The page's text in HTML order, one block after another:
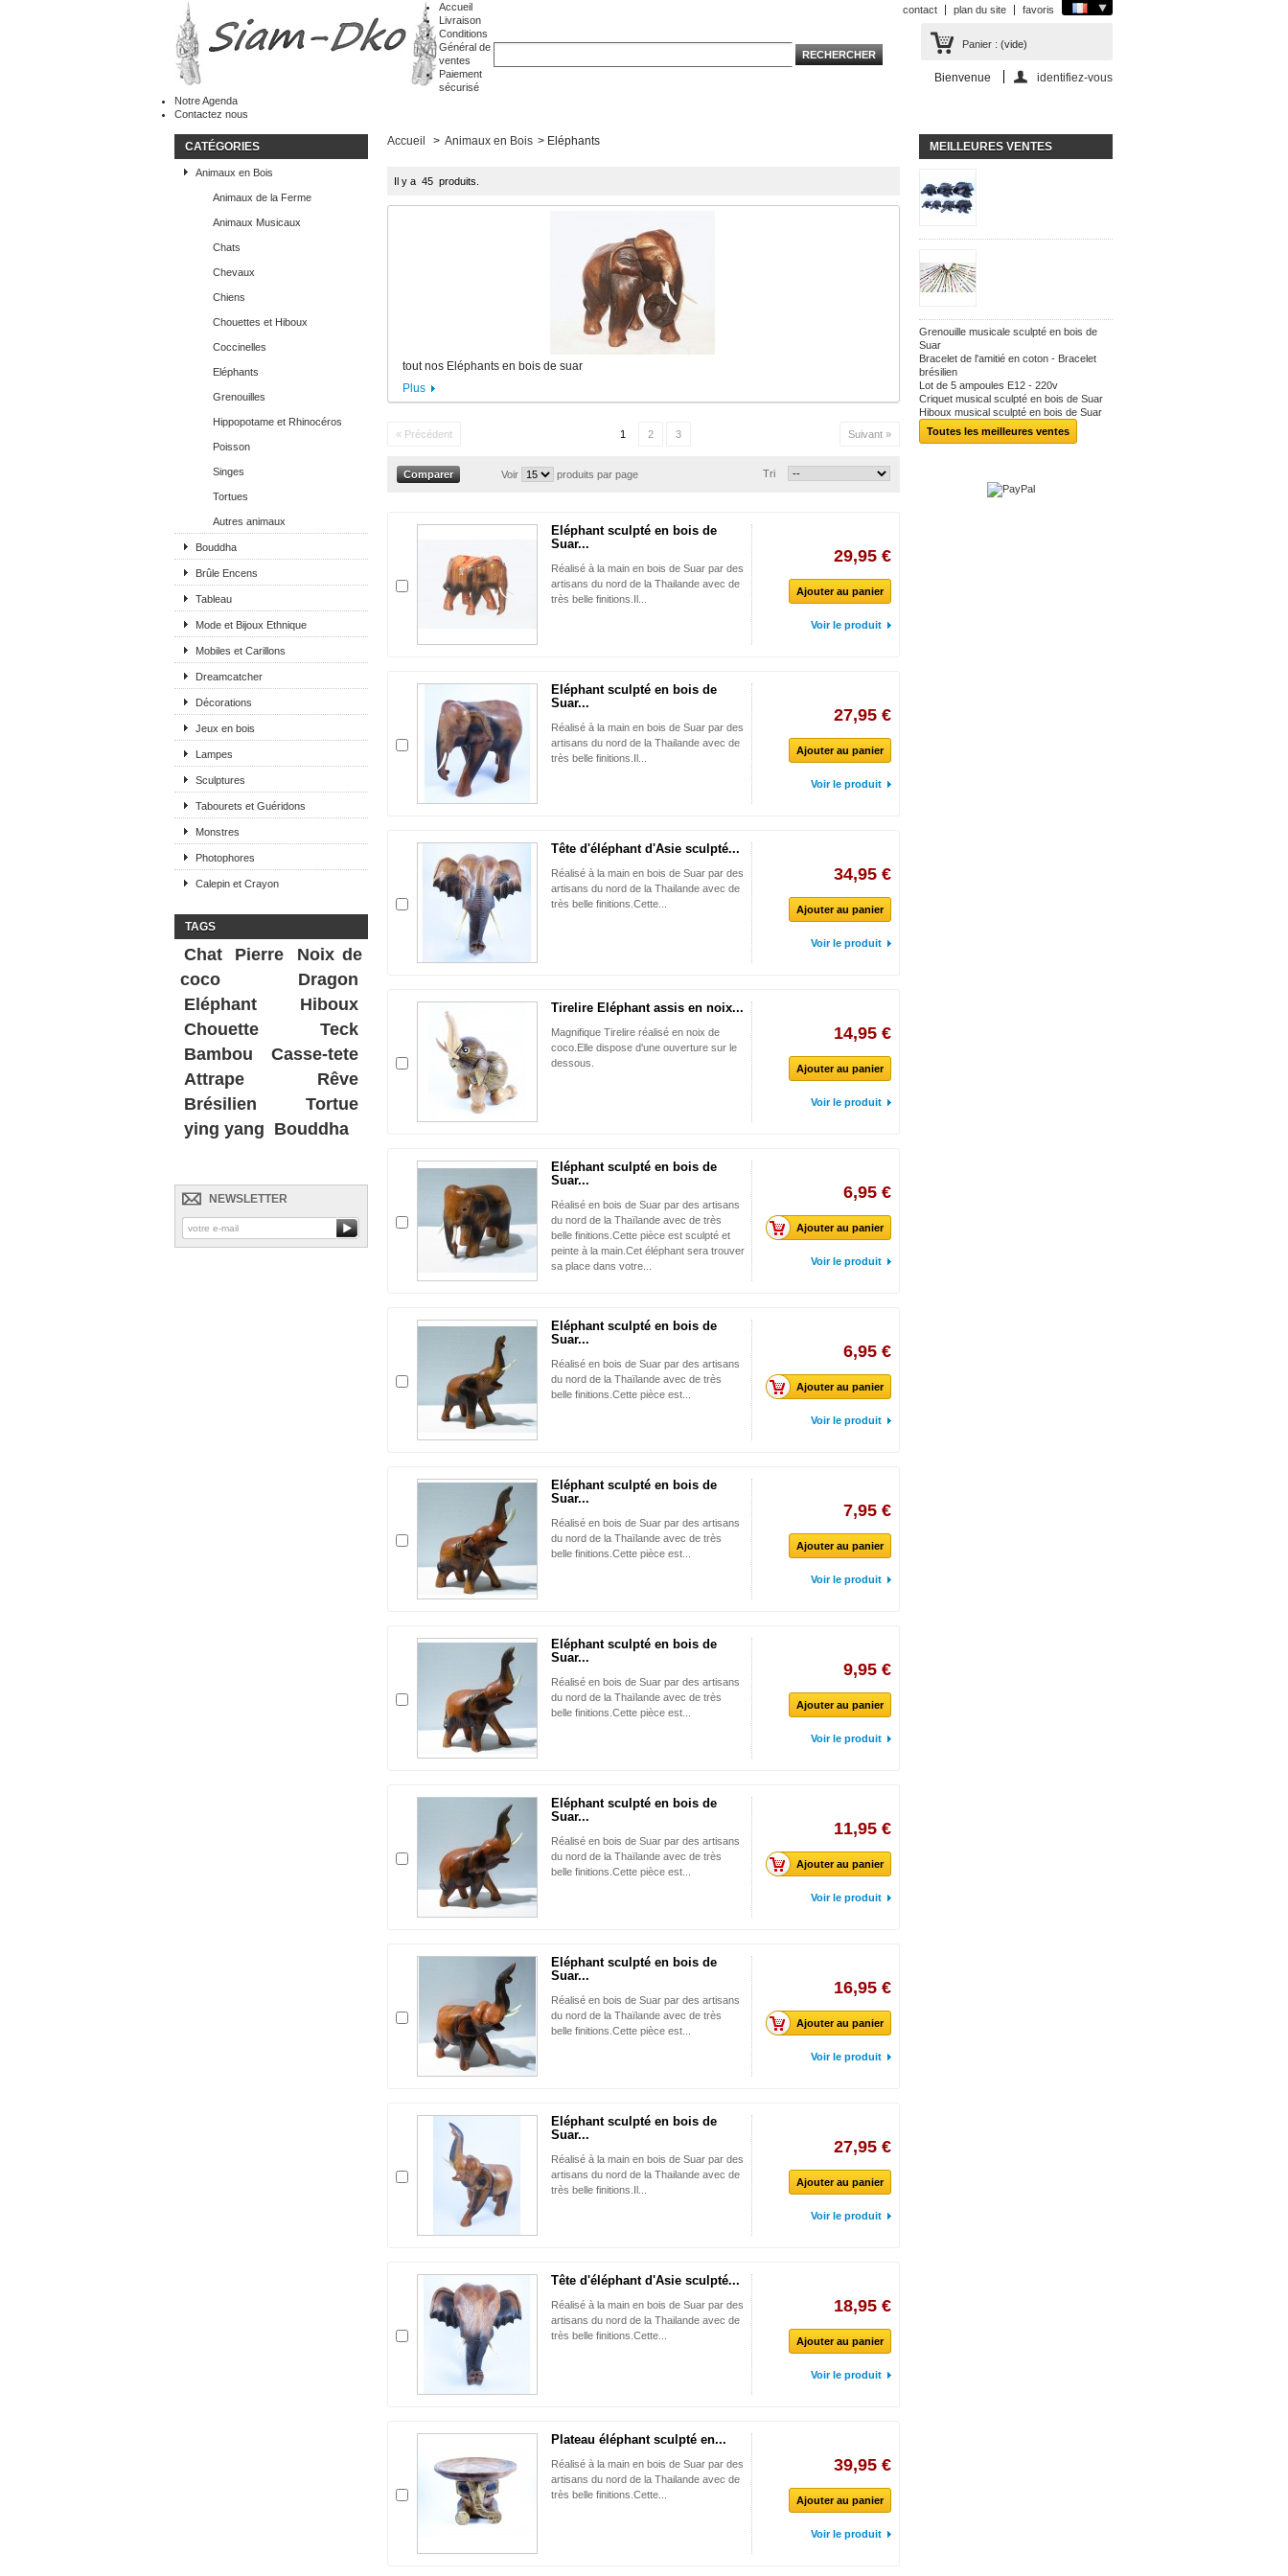
contact plan du site favoris
Panier : (vide)
Bienvenue identifiez-vous
Accueil
Livraison
Conditions
Général de
ventes
Paiement
sécurisé
Notre Agenda
Contactez nous
CATÉGORIES
Animaux en Bois
Animaux de la Ferme
Animaux Musicaux
Chats
Chevaux
Chiens
Chouettes et Hiboux
Coccinelles
Eléphants
Grenouilles
Hippopotame et Rhinocéros
Poisson
Singes
Tortues
Autres animaux
Bouddha
Brûle Encens
Tableau
Mode et Bijoux Ethnique
Mobiles et Carillons
Dreamcatcher
Décorations
Jeux en bois
Lampes
Sculptures
Tabourets et Guéridons
Monstres
Photophores
Calepin et Crayon
TAGS
Chat Pierre
Noix de
coco
Dragon
Eléphant
Hiboux
Chouette
Teck
Bambou
Casse-tete
Attrape Rêve
Brésilien
Tortue
ying yang Bouddha
NEWSLETTER
Accueil > Animaux en Bois > Eléphants
Il y a 45 produits.
tout nos Eléphants en bois de suar
Plus
« Précédent 1 2 3 Suivant »
Tri
Voir produits par page
Eléphant sculpté en bois de
Suar...
Réalisé à la main en bois de Suar par des
artisans du nord de la Thailande avec de
très belle finitions.Il...
29,95 €
Ajouter au panier
Voir le produit
Eléphant sculpté en bois de
Suar...
Réalisé à la main en bois de Suar par des
artisans du nord de la Thailande avec de
très belle finitions.Il...
27,95 €
Ajouter au panier
Voir le produit
Tête d'éléphant d'Asie sculpté...
Réalisé à la main en bois de Suar par des
artisans du nord de la Thailande avec de
très belle finitions.Cette...
34,95 €
Ajouter au panier
Voir le produit
Tirelire Eléphant assis en noix...
Magnifique Tirelire réalisé en noix de
coco.Elle dispose d'une ouverture sur le
dessous.
14,95 €
Ajouter au panier
Voir le produit
Eléphant sculpté en bois de
Suar...
Réalisé en bois de Suar par des artisans
du nord de la Thaïlande avec de très
belle finitions.Cette pièce est sculpté et
peinte à la main.Cet éléphant sera trouver
sa place dans votre...
6,95 €
Ajouter au panier
Voir le produit
Eléphant sculpté en bois de
Suar...
Réalisé en bois de Suar par des artisans
du nord de la Thaïlande avec de très
belle finitions.Cette pièce est...
6,95 €
Ajouter au panier
Voir le produit
Eléphant sculpté en bois de
Suar...
Réalisé en bois de Suar par des artisans
du nord de la Thaïlande avec de très
belle finitions.Cette pièce est...
7,95 €
Ajouter au panier
Voir le produit
Eléphant sculpté en bois de
Suar...
Réalisé en bois de Suar par des artisans
du nord de la Thaïlande avec de très
belle finitions.Cette pièce est...
9,95 €
Ajouter au panier
Voir le produit
Eléphant sculpté en bois de
Suar...
Réalisé en bois de Suar par des artisans
du nord de la Thaïlande avec de très
belle finitions.Cette pièce est...
11,95 €
Ajouter au panier
Voir le produit
Eléphant sculpté en bois de
Suar...
Réalisé en bois de Suar par des artisans
du nord de la Thaïlande avec de très
belle finitions.Cette pièce est...
16,95 €
Ajouter au panier
Voir le produit
Eléphant sculpté en bois de
Suar...
Réalisé à la main en bois de Suar par des
artisans du nord de la Thailande avec de
très belle finitions.Il...
27,95 €
Ajouter au panier
Voir le produit
Tête d'éléphant d'Asie sculpté...
Réalisé à la main en bois de Suar par des
artisans du nord de la Thailande avec de
très belle finitions.Cette...
18,95 €
Ajouter au panier
Voir le produit
Plateau éléphant sculpté en...
Réalisé à la main en bois de Suar par des
artisans du nord de la Thailande avec de
très belle finitions.Cette...
39,95 €
Ajouter au panier
Voir le produit
MEILLEURES VENTES
Grenouille musicale sculpté en bois de
Suar
Bracelet de l'amitié en coton - Bracelet
brésilien
Lot de 5 ampoules E12 - 220v
Criquet musical sculpté en bois de Suar
Hiboux musical sculpté en bois de Suar
Toutes les meilleures ventes